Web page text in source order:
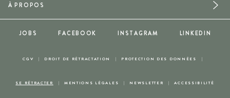
CGV DROIT DE RÉTRACTATION PROTECTION DES DONNÉES
SE RÉTRACTER MENTIONS LÉGALES NEWSLETTER ACCESSIBILITÉ
À PROPOS
JOBS FACEBOOK INSTAGRAM LINKEDIN